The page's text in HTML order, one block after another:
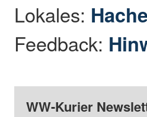
Lokales:
Feedback:
WW-Kurier